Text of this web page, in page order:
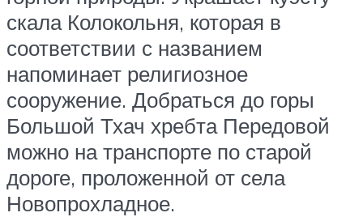
скала Колокольня, которая в
соответствии с названием
напоминает религиозное
сооружение. Добраться до горы
Большой Тхач хребта Передовой
можно на транспорте по старой
дороге, проложенной от села
Новопрохладное.